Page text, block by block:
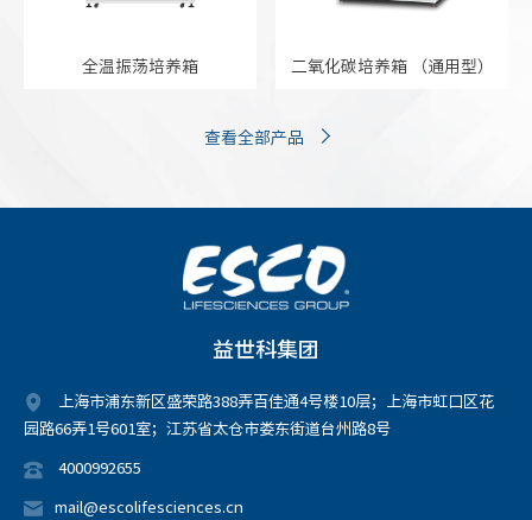
全温振荡培养箱 二氧化碳培养箱 （通用型）
查看全部产品
益世科集团
上海市浦东新区盛荣路388弄百佳通4号楼10层；上海市虹口区花
园路66弄1号601室；江苏省太仓市娄东街道台州路8号
4000992655
mail@escolifesciences.cn